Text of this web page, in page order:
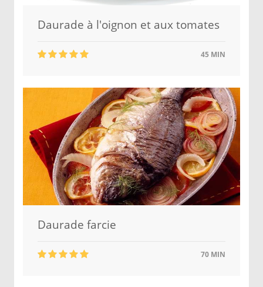
Daurade à l'oignon et aux tomates
45 MIN
Daurade farcie
70 MIN